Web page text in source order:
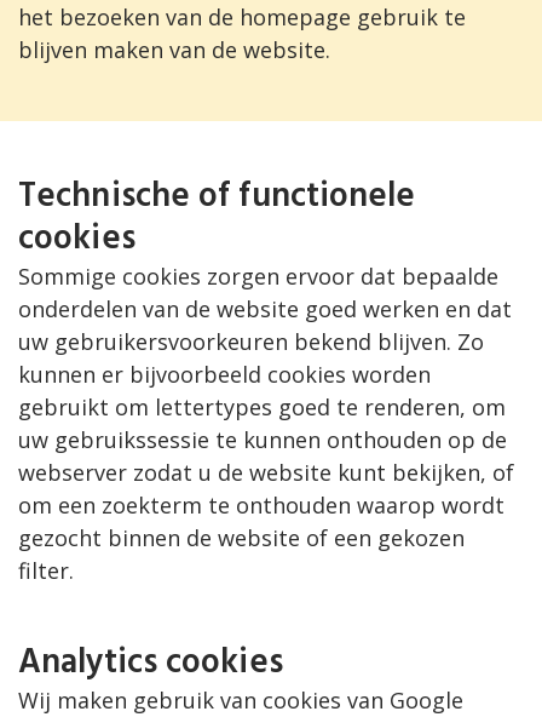
het bezoeken van de homepage gebruik te
blijven maken van de website.
Technische of functionele
cookies
Sommige cookies zorgen ervoor dat bepaalde
onderdelen van de website goed werken en dat
uw gebruikersvoorkeuren bekend blijven. Zo
kunnen er bijvoorbeeld cookies worden
gebruikt om lettertypes goed te renderen, om
uw gebruikssessie te kunnen onthouden op de
webserver zodat u de website kunt bekijken, of
om een zoekterm te onthouden waarop wordt
gezocht binnen de website of een gekozen
filter.
Analytics cookies
Wij maken gebruik van cookies van Google